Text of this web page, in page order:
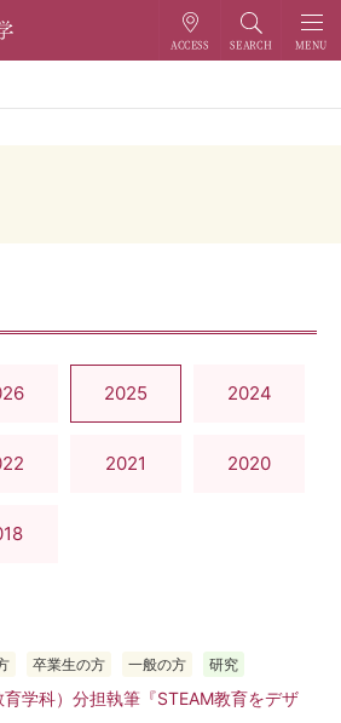
2025 2024
2021 2020
卒業生の方 一般の方 研究
学科）分担執筆『STEAM教育をデザ